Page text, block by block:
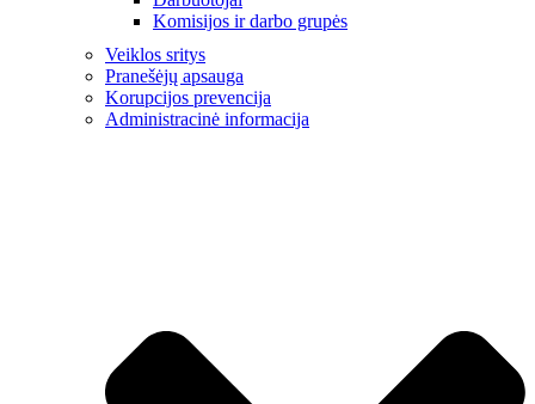
Komisijos ir darbo grupės
Veiklos sritys
Pranešėjų apsauga
Korupcijos prevencija
Administracinė informacija